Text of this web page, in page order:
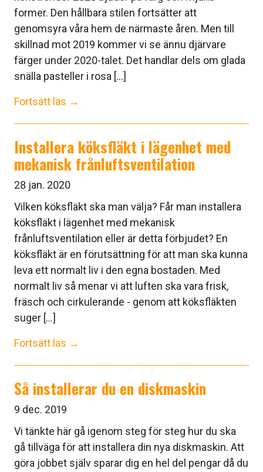
former. Den hållbara stilen fortsätter att
genomsyra våra hem de närmaste åren. Men till
skillnad mot 2019 kommer vi se ännu djärvare
färger under 2020-talet. Det handlar dels om glada
snälla pasteller i rosa [...]
Fortsätt läs →
Installera köksfläkt i lägenhet med
mekanisk frånluftsventilation
28 jan. 2020
Vilken köksfläkt ska man välja? Får man installera
köksfläkt i lägenhet med mekanisk
frånluftsventilation eller är detta förbjudet? En
köksfläkt är en förutsättning för att man ska kunna
leva ett normalt liv i den egna bostaden. Med
normalt liv så menar vi att luften ska vara frisk,
fräsch och cirkulerande - genom att köksfläkten
suger [...]
Fortsätt läs →
Så installerar du en diskmaskin
9 dec. 2019
Vi tänkte här gå igenom steg för steg hur du ska
gå tillväga för att installera din nya diskmaskin. Att
göra jobbet själv sparar dig en hel del pengar då du